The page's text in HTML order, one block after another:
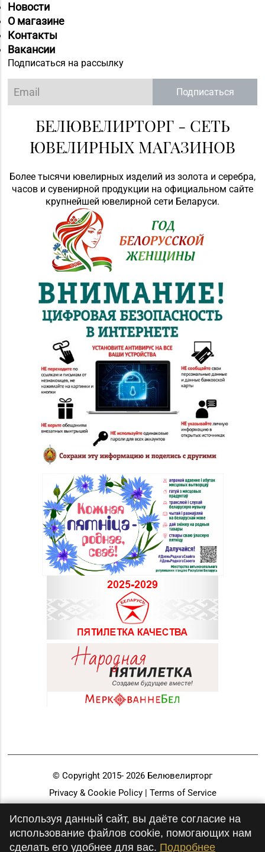
Новости
О магазине
Контакты
Вакансии
Подписаться на рассылку
Подписаться
БЕЛЮВЕЛИРТОРГ - СЕТЬ
ЮВЕЛИРНЫХ МАГАЗИНОВ
Более тысячи ювелирных изделий из золота и серебра,
часов и сувенирной продукции на официальном сайте
крупнейшей ювелирной сети Беларуси.
© Copyright 2015- 2026 Белювелирторг
Privacy & Cookie Policy | Terms of Service
Используя данный сайт, вы даёте согласие на
использование файлов cookie, помогающих нам
сделать его удобнее для вас. Подробнее